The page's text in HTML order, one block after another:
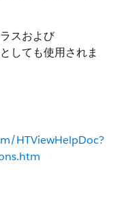
スおよび
しても使用されま
HTViewHelpDoc?